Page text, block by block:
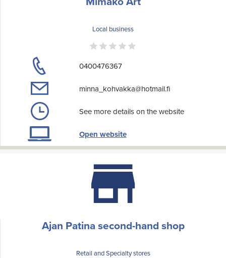
Local business
0400476367
minna_kohvakka@hotmail.fi
See more details on the website
Open website
Ajan Patina second-hand shop
Retail and Specialty stores